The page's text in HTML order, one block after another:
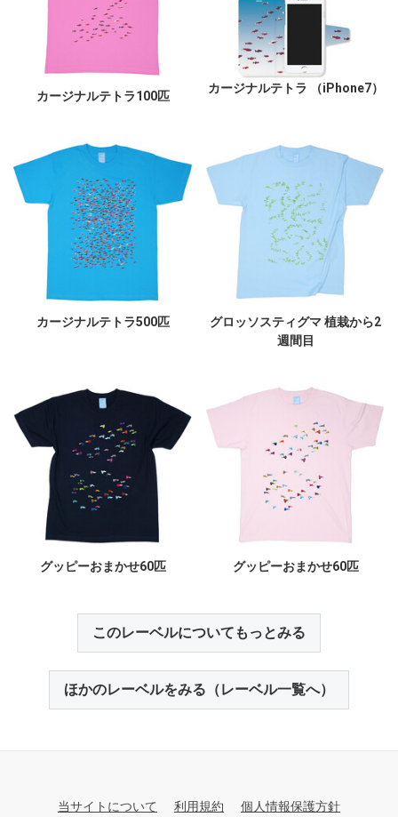
カージナルテトラ100匹
カージナルテトラ （iPhone7）
カージナルテトラ500匹
グロッソスティグマ 植栽から2
週間目
グッピーおまかせ60匹 グッピーおまかせ60匹
このレーベルについてもっとみる
ほかのレーベルをみる（レーベル一覧へ）
当サイトについて 利用規約 個人情報保護方針